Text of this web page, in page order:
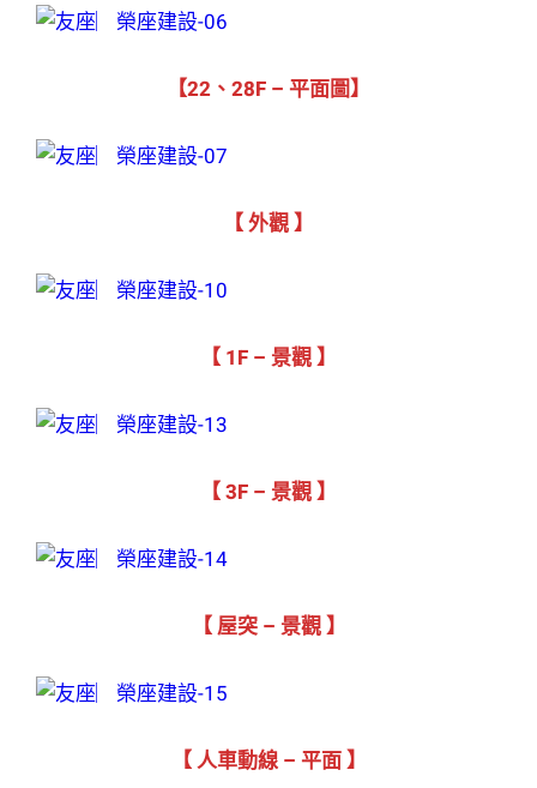
【22、28F – 平面圖】
【 外觀 】
【 1F – 景觀 】
【 3F – 景觀 】
【 屋突 – 景觀 】
【 人車動線 – 平面 】